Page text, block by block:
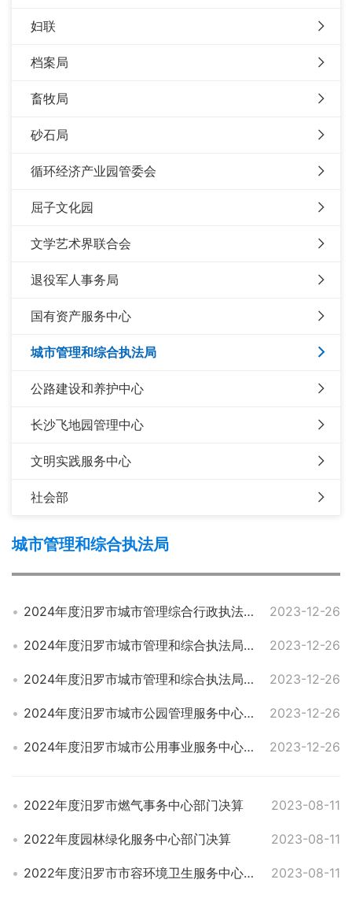
妇联
档案局
畜牧局
砂石局
循环经济产业园管委会
屈子文化园
文学艺术界联合会
退役军人事务局
国有资产服务中心
城市管理和综合执法局
公路建设和养护中心
长沙飞地园管理中心
文明实践服务中心
社会部
城市管理和综合执法局
2024年度汨罗市城市管理综合行政执法大队部门预算 2023-12-26
2024年度汨罗市城市管理和综合执法局系统部门预算 2023-12-26
2024年度汨罗市城市管理和综合执法局部门预算 2023-12-26
2024年度汨罗市城市公园管理服务中心部门预算 2023-12-26
2024年度汨罗市城市公用事业服务中心部门预算 2023-12-26
2022年度汨罗市燃气事务中心部门决算 2023-08-11
2022年度园林绿化服务中心部门决算 2023-08-11
2022年度汨罗市市容环境卫生服务中心部门决算 2023-08-11